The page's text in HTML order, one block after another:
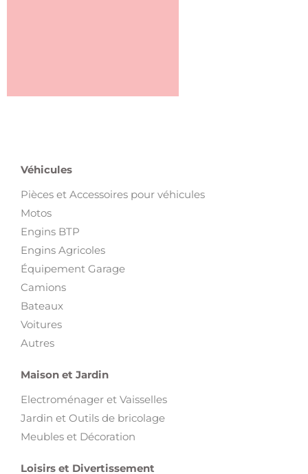
Véhicules
Pièces et Accessoires pour véhicules
Motos
Engins BTP
Engins Agricoles
Équipement Garage
Camions
Bateaux
Voitures
Autres
Maison et Jardin
Electroménager et Vaisselles
Jardin et Outils de bricolage
Meubles et Décoration
Loisirs et Divertissement